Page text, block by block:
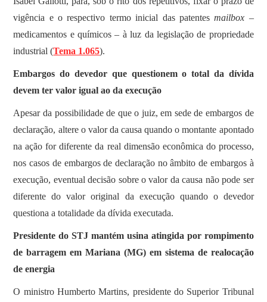
vigência e o respectivo termo inicial das patentesmailbox –
medicamentos e químicos – à luz da legislação de propriedade
industrial (Tema 1.065).
Embargos do devedor que questionem o total da dívida
devem ter valor igual ao da execução
​​Apesar da possibilidade de que o juiz, em sede de embargos de
declaração, altere o valor da causa quando o montante apontado
na ação for diferente da real dimensão econômica do processo,
nos casos de embargos de declaração no âmbito de embargos à
execução, eventual decisão sobre o valor da causa não pode ser
diferente do valor original da execução quando o devedor
questiona a totalidade da dívida executada.
Presidente do STJ mantém usina atingida por rompimento
de barragem em Mariana (MG) em sistema de realocação
de energia
​​​O ministro Humberto Martins, presidente do Superior Tribunal